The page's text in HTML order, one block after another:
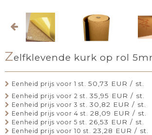
Zelfklevende kurk op rol
Eenheid prijs voor 1 st. 50,73 EUR / st.
Eenheid prijs voor 2 st. 35,95 EUR / st.
Eenheid prijs voor 3 st. 30,82 EUR / st.
Eenheid prijs voor 4 st. 28,09 EUR / st.
Eenheid prijs voor 5 st. 26,53 EUR / st.
Eenheid prijs voor 10 st. 23,28 EUR / st.